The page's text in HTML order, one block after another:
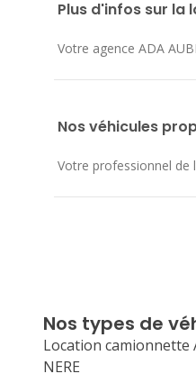
Plus d'infos sur la
Votre agence ADA
Nos véhicules
Votre professionnel de
Nos types de
Location camionnette
NERE